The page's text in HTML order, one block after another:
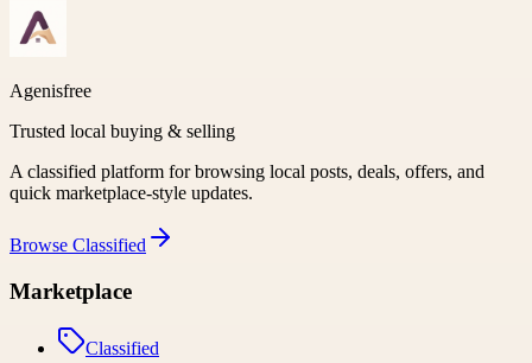
Agenisfree
Trusted local buying & selling
A classified platform for browsing local posts, deals, offers, and
quick marketplace-style updates.
Browse Classified
Marketplace
Classified